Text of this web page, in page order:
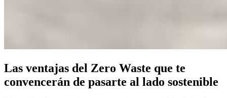
Las ventajas del Zero Waste que te
convencerán de pasarte al lado sostenible